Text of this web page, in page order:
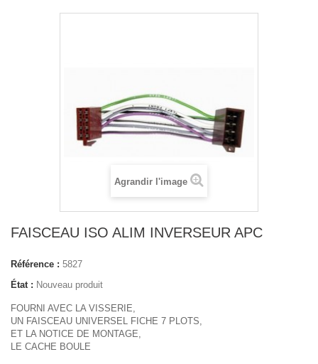
Agrandir l'image
FAISCEAU ISO ALIM INVERSEUR APC
Référence : 5827
État : Nouveau produit
FOURNI AVEC LA VISSERIE,
UN FAISCEAU UNIVERSEL FICHE 7 PLOTS,
ET LA NOTICE DE MONTAGE,
LE CACHE BOULE